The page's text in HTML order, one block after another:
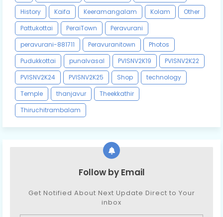
History
Kaifa Keeramangalam Kolam
Other
Pattukottai
PeraiTown
Peravurani
peravurani-881711
Peravuranitown
Photos
Pudukkottai
punalvasal PVISNV2K19
PVISNV2K22
PVISNV2K24
PVISNV2K25 Shop
technology
Temple
thanjavur
Theekkathir
Thiruchitrambalam
Follow by Email
Get Notified About Next Update Direct to Your
inbox